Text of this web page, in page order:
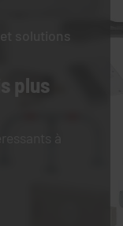
solutions
plus
à